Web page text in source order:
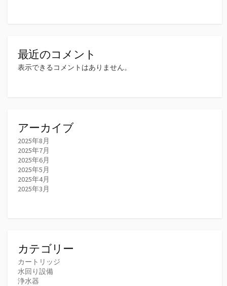
最近のコメント
表示できるコメントはありません。
アーカイブ
2025年8月
2025年7月
2025年6月
2025年5月
2025年4月
2025年3月
カテゴリー
カートリッジ
水回り設備
浄水器